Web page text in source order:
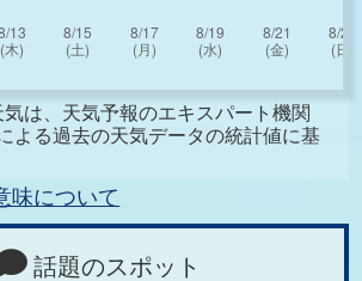
は、天気予報のエキスパート機関
よる過去の天気データの統計値に基
味について
話題のスポット